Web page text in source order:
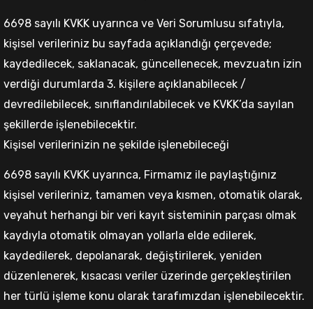
6698 sayılı KVKK uyarınca ve Veri Sorumlusu sıfatıyla,
kişisel verileriniz bu sayfada açıklandığı çerçevede;
kaydedilecek, saklanacak, güncellenecek, mevzuatın izin
verdiği durumlarda 3. kişilere açıklanabilecek /
devredilebilecek, sınıflandırılabilecek ve KVKK’da sayılan
şekillerde işlenebilecektir.
Kişisel verilerinizin ne şekilde işlenebileceği
6698 sayılı KVKK uyarınca, Firmamız ile paylaştığınız
kişisel verileriniz, tamamen veya kısmen, otomatik olarak,
veyahut herhangi bir veri kayıt sisteminin parçası olmak
kaydıyla otomatik olmayan yollarla elde edilerek,
kaydedilerek, depolanarak, değiştirilerek, yeniden
düzenlenerek, kısacası veriler üzerinde gerçekleştirilen
her türlü işleme konu olarak tarafımızdan işlenebilecektir.